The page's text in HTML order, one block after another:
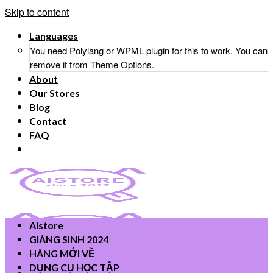
Skip to content
Languages
You need Polylang or WPML plugin for this to work. You can
remove it from Theme Options.
About
Our Stores
Blog
Contact
FAQ
Aistore
GIÁNG SINH 2024
HÀNG MỚI VỀ
DỤNG CỤ HỌC TẬP